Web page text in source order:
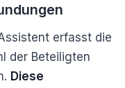
erfasst die
der Beteiligten
Diese